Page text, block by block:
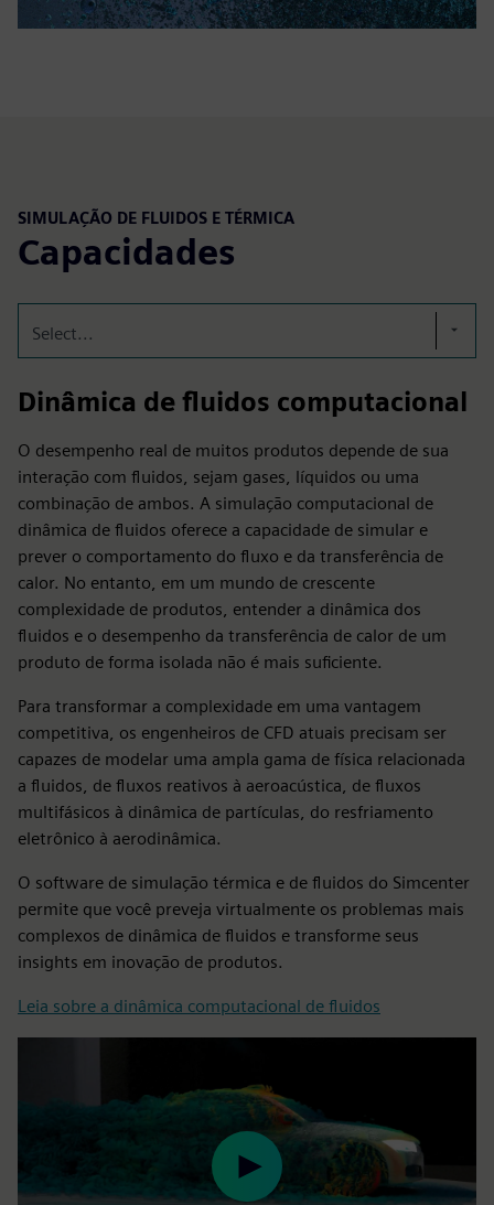
SIMULAÇÃO DE FLUIDOS E TÉRMICA
Capacidades
Select...
Dinâmica de fluidos computacional
O desempenho real de muitos produtos depende de sua
interação com fluidos, sejam gases, líquidos ou uma
combinação de ambos. A simulação computacional de
dinâmica de fluidos oferece a capacidade de simular e
prever o comportamento do fluxo e da transferência de
calor. No entanto, em um mundo de crescente
complexidade de produtos, entender a dinâmica dos
fluidos e o desempenho da transferência de calor de um
produto de forma isolada não é mais suficiente.
Para transformar a complexidade em uma vantagem
competitiva, os engenheiros de CFD atuais precisam ser
capazes de modelar uma ampla gama de física relacionada
a fluidos, de fluxos reativos à aeroacústica, de fluxos
multifásicos à dinâmica de partículas, do resfriamento
eletrônico à aerodinâmica.
O software de simulação térmica e de fluidos do Simcenter
permite que você preveja virtualmente os problemas mais
complexos de dinâmica de fluidos e transforme seus
insights em inovação de produtos.
Leia sobre a dinâmica computacional de fluidos
Play